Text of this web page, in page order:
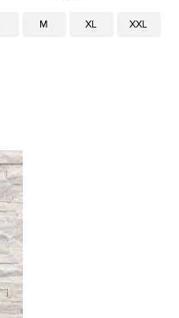
M XL XXL